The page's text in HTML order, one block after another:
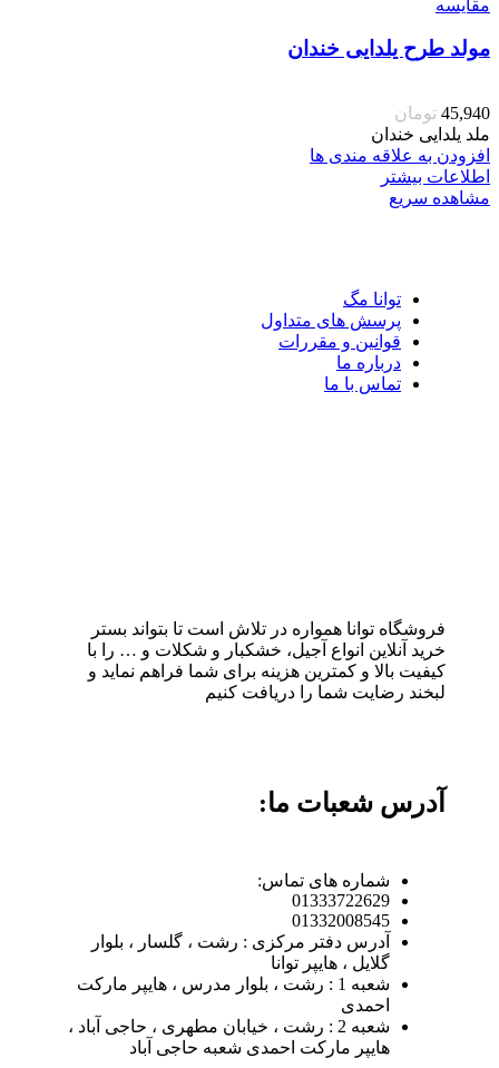
مقایسه
مولد طرح یلدایی خندان
45,940 تومان
ملد یلدایی خندان
افزودن به علاقه مندی ها
اطلاعات بیشتر
مشاهده سریع
توانا مگ
پرسش های متداول
قوانین و مقررات
درباره ما
تماس با ما
فروشگاه توانا همواره در تلاش است تا بتواند بستر
خرید آنلاین انواع آجیل، خشکبار و شکلات و … را با
کیفیت بالا و کمترین هزینه برای شما فراهم نماید و
لبخند رضایت شما را دریافت کنیم
آدرس شعبات ما:
شماره های تماس:
01333722629
01332008545
آدرس دفتر مرکزی : رشت ، گلسار ، بلوار
گلایل ، هایپر توانا
شعبه 1 : رشت ، بلوار مدرس ، هایپر مارکت
احمدی
شعبه 2 : رشت ، خیابان مطهری ، حاجی آباد ،
هایپر مارکت احمدی شعبه حاجی آباد